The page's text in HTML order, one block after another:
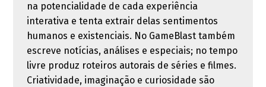
na potencialidade de cada experiência
interativa e tenta extrair delas sentimentos
humanos e existenciais. No GameBlast também
escreve notícias, análises e especiais; no tempo
livre produz roteiros autorais de séries e filmes.
Criatividade, imaginação e curiosidade são